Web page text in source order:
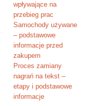
wpływające na
przebieg prac
Samochody używane
– podstawowe
informacje przed
zakupem
Proces zamiany
nagrań na tekst –
etapy i podstawowe
informacje